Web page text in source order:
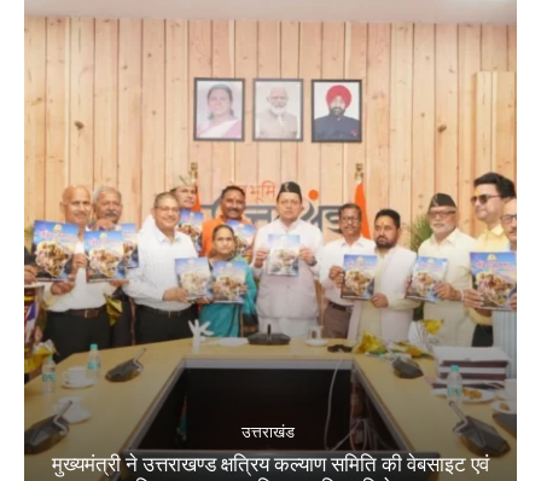
उत्तराखंड
मुख्यमंत्री ने उत्तराखण्ड क्षत्रिय कल्याण समिति की वेबसाइट एवं